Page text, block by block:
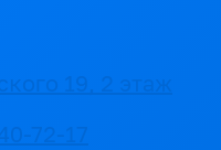
19, 2 этаж
72-17